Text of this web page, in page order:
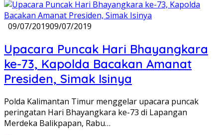
09/07/201909/07/2019
Upacara Puncak Hari Bhayangkara
ke-73, Kapolda Bacakan Amanat
Presiden, Simak Isinya
Polda Kalimantan Timur menggelar upacara puncak
peringatan Hari Bhayangkara ke-73 di Lapangan
Merdeka Balikpapan, Rabu…